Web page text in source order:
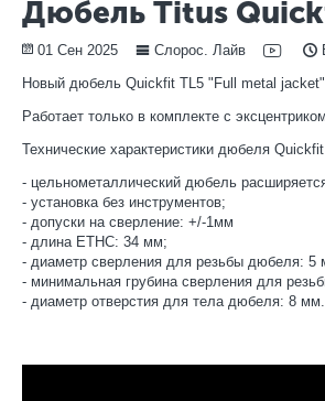
Дюбель Titus
01 Сен 2025 Слорос. Лайв
Новый дюбель Quickfit TL5 "Full metal
Работает только в комплекте с
Технические характеристики дюбеля
- цельнометаллический дюбель
- установка без инструментов;
- допуски на сверление: +/-1мм
- длина ETHC: 34 мм;
- диаметр сверления для резьбы дюбеля: 5
- минимальная грубина сверления для
- диаметр отверстия для тела дюбеля: 8 мм.